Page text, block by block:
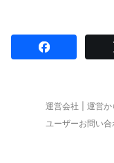
運営会社 運営か
ユーザーお問い合